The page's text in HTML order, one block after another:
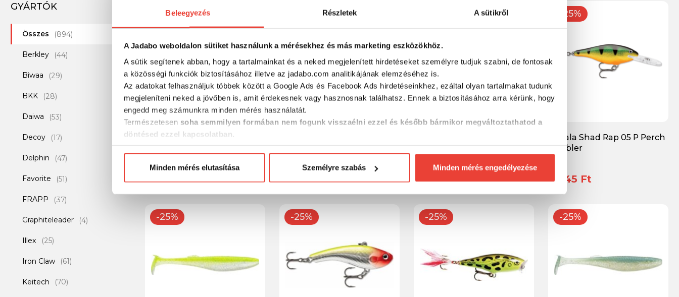
Beleegyezés Részletek A sütikről
A Jadabo weboldalon sütiket használunk a mérésekhez és más marketing eszközökhöz.
A sütik segítenek abban, hogy a tartalmainkat és a neked megjelenített hirdetéseket személyre tudjuk szabni, de fontosak
a közösségi funkciók biztosításához illetve az jadabo.com analitikájának elemzéséhez is.
Az adatokat felhasználjuk többek között a Google Ads és Facebook Ads hirdetéseinkhez, ezáltal olyan tartalmakat tudunk
megjeleníteni neked a jövőben is, amit érdekesnek vagy hasznosnak találhatsz. Ennek a biztosításához arra kérünk, hogy
engedd meg számunkra minden mérés használatát.
Természetesen soha semmilyen formában nem fogunk visszaélni ezzel és később bármikor megváltoztathatod a
döntésed ezzel kapcsolatban.
Előre is köszönjük!
Minden mérés elutasítása Személyre szabás Minden mérés engedélyezése
GYÁRTÓK
Összes (894)
Berkley (44)
Biwaa (29)
BKK (28)
Daiwa (53)
Decoy (17)
Delphin (47)
Favorite (51)
FRAPP (37)
Graphiteleader (4)
Illex (25)
Iron Claw (61)
Keitech (70)
-25%
Rapala JSR JOINTED SHAD
RAP 05 SD wobbler
3 589 Ft
RAP 05 BHO Bleeding Hot
2 574 Ft
STINGMAN 5 AYU gumihal
3 069 Ft
-25%
Rapala Shad Rap 05 P Perch
wobbler
2 945 Ft
-25% -25% -25% -25%